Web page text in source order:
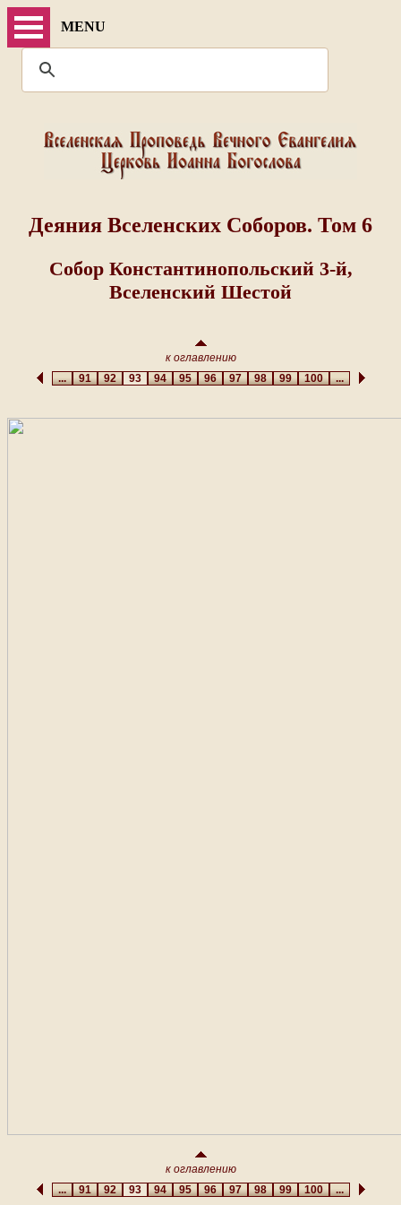
MENU
Деяния Вселенских Соборов. Том 6
Собор Константинопольский 3-й,
Вселенский Шестой
к оглавлению
...9192 93 949596979899100...
к оглавлению
...9192 93 949596979899100...